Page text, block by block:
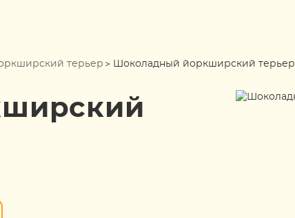
терьер Шоколадный йоркширский терьер